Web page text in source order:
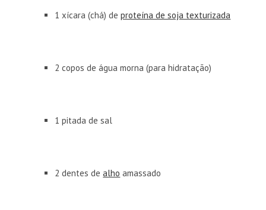
1 xícara (chá) deproteína de soja texturizada
2 copos de água morna (para hidratação)
1 pitada de sal
2 dentes dealho amassado